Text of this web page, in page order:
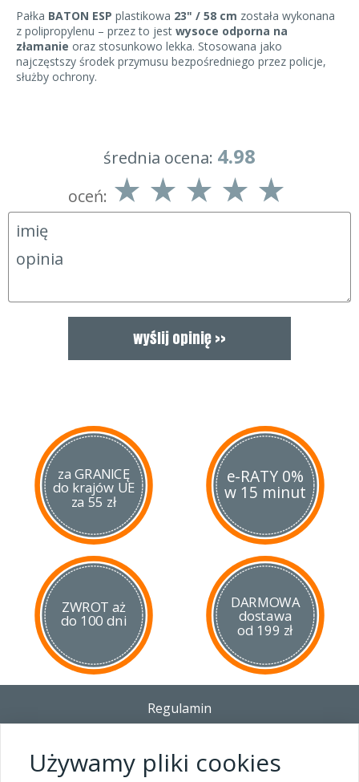
Pałka BATON ESP plastikowa 23" / 58 cm została wykonana
z polipropylenu – przez to jest wysoce odporna na
złamanie oraz stosunkowo lekka. Stosowana jako
najczęstszy środek przymusu bezpośredniego przez policje,
służby ochrony.
średnia ocena: 4.98
oceń:
za GRANICĘ
do krajów UE
za 55 zł
e-RATY 0%
w 15 minut
ZWROT aż
do 100 dni
DARMOWA
dostawa
od 199 zł
Regulamin
Polityka prywatności i pliki cookies
Blog
Używamy pliki cookies